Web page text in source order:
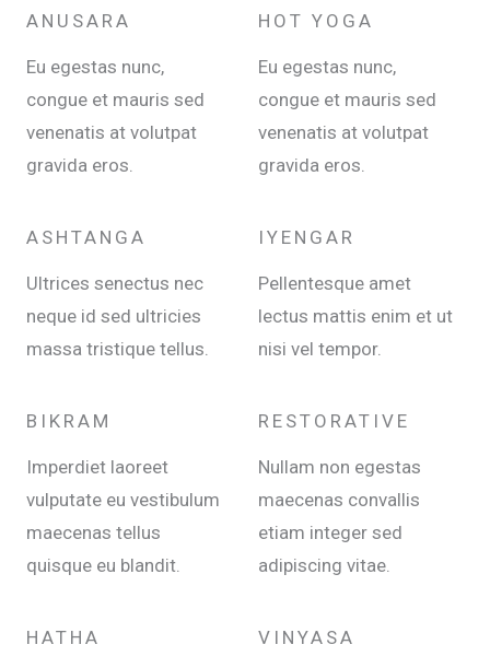
ANUSARA
Eu egestas nunc,
congue et mauris sed
venenatis at volutpat
gravida eros.
ASHTANGA
Ultrices senectus nec
neque id sed ultricies
massa tristique tellus.
BIKRAM
Imperdiet laoreet
vulputate eu vestibulum
maecenas tellus
quisque eu blandit.
HATHA
HOT YOGA
Eu egestas nunc,
congue et mauris sed
venenatis at volutpat
gravida eros.
IYENGAR
Pellentesque amet
lectus mattis enim et ut
nisi vel tempor.
RESTORATIVE
Nullam non egestas
maecenas convallis
etiam integer sed
adipiscing vitae.
VINYASA